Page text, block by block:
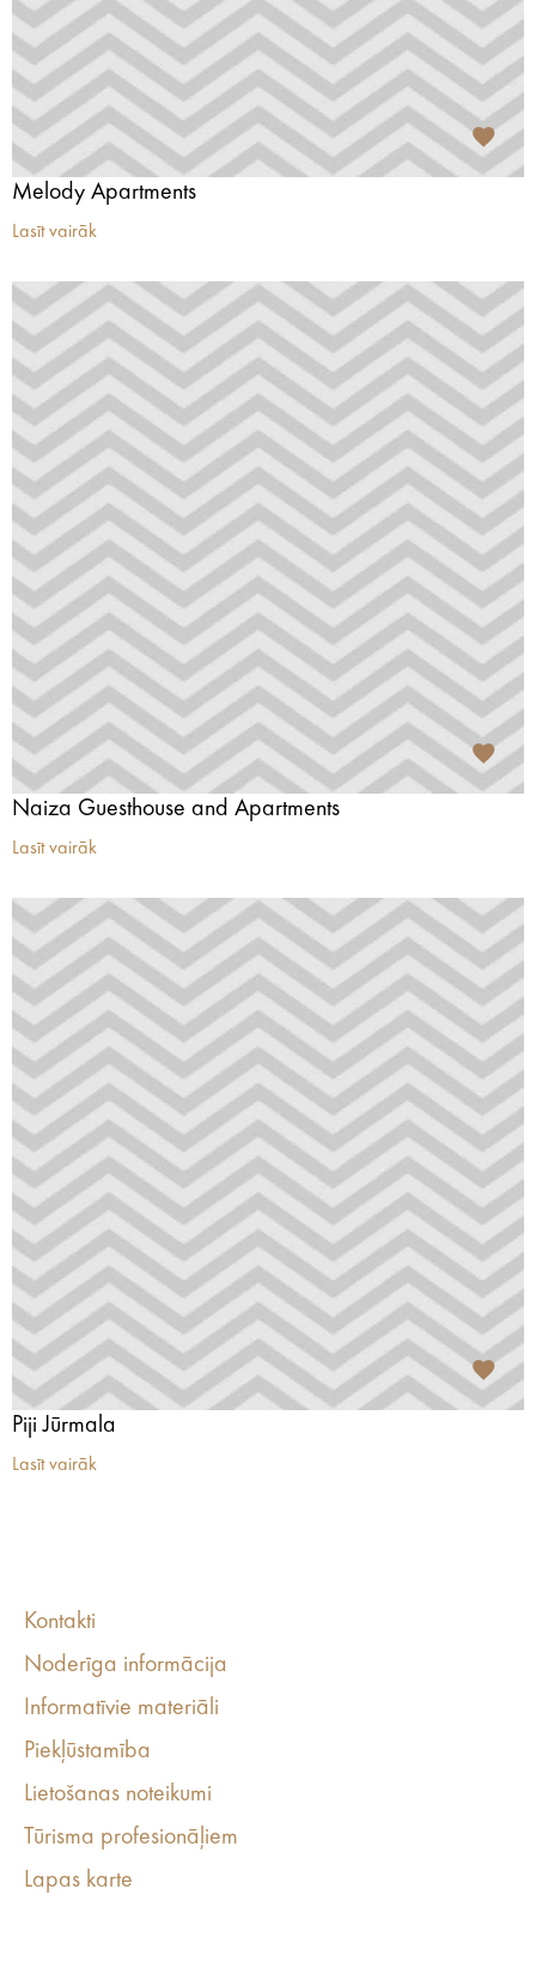
Melody Apartments
Lasīt vairāk
Naiza Guesthouse and Apartments
Lasīt vairāk
Piji Jūrmala
Lasīt vairāk
Kontakti
Noderīga informācija
Informatīvie materiāli
Piekļūstamība
Lietošanas noteikumi
Tūrisma profesionāļiem
Lapas karte